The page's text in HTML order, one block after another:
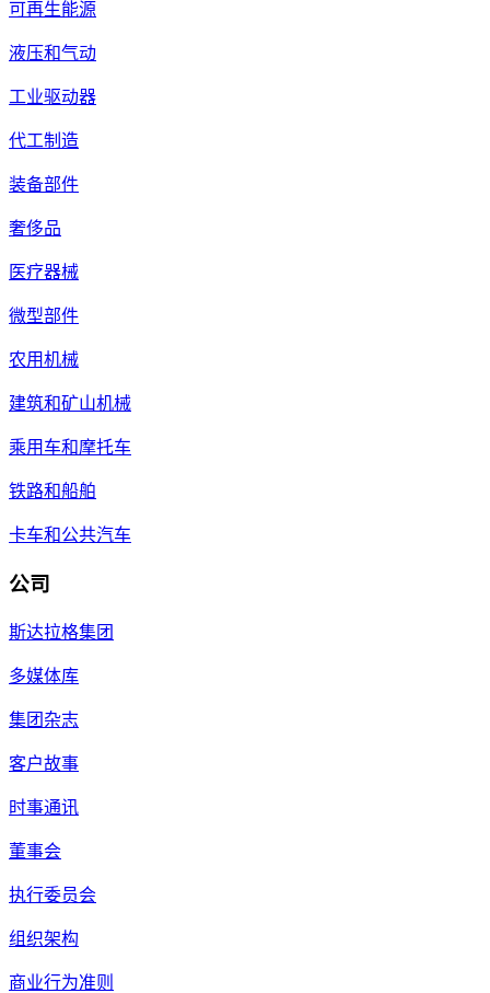
可再生能源
液压和气动
工业驱动器
代工制造
装备部件
奢侈品
医疗器械
微型部件
农用机械
建筑和矿山机械
乘用车和摩托车
铁路和船舶
卡车和公共汽车
公司
斯达拉格集团
多媒体库
集团杂志
客户故事
时事通讯
董事会
执行委员会
组织架构
商业行为准则